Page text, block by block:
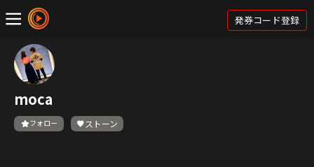
発券コード登録
moca
フォロー ストーン